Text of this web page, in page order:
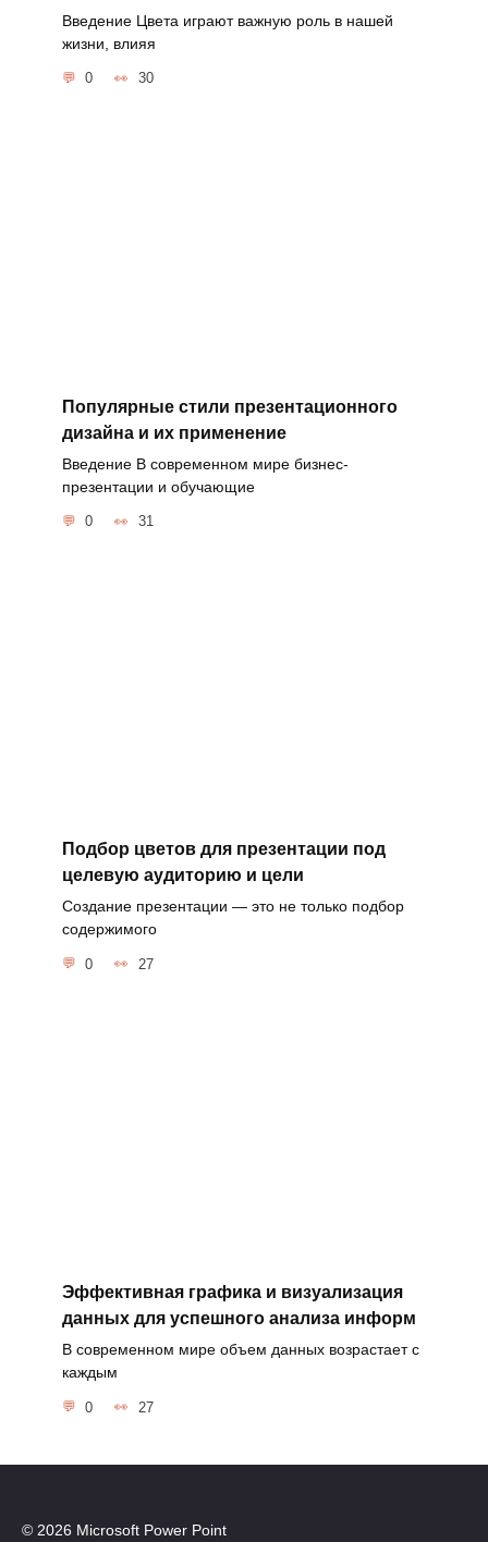
Введение Цвета играют важную роль в нашей
жизни, влияя
0 30
Популярные стили презентационного
дизайна и их применение
Введение В современном мире бизнес-
презентации и обучающие
0 31
Подбор цветов для презентации под
целевую аудиторию и цели
Создание презентации — это не только подбор
содержимого
0 27
Эффективная графика и визуализация
данных для успешного анализа информ
В современном мире объем данных возрастает с
каждым
0 27
© 2026 Microsoft Power Point